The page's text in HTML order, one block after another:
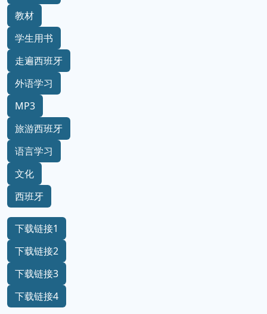
教材
学生用书
走遍西班牙
外语学习
MP3
旅游西班牙
语言学习
文化
西班牙
下载链接1
下载链接2
下载链接3
下载链接4